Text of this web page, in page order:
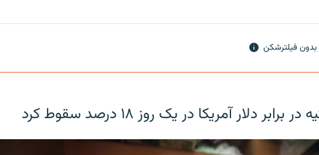
فیلترشکن
دلار آمریکا در یک روز ۱۸ درصد سقوط کرد